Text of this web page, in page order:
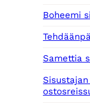
Boheemi
Samettia